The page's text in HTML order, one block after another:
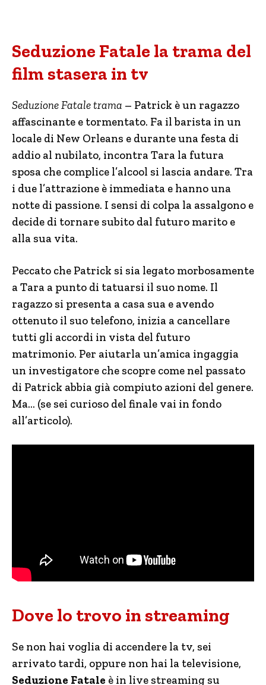
Seduzione Fatale la trama del
film stasera in tv
Seduzione Fatale trama – Patrick è un ragazzo
affascinante e tormentato. Fa il barista in un
locale di New Orleans e durante una festa di
addio al nubilato, incontra Tara la futura
sposa che complice l’alcool si lascia andare. Tra
i due l’attrazione è immediata e hanno una
notte di passione. I sensi di colpa la assalgono e
decide di tornare subito dal futuro marito e
alla sua vita.
Peccato che Patrick si sia legato morbosamente
a Tara a punto di tatuarsi il suo nome. Il
ragazzo si presenta a casa sua e avendo
ottenuto il suo telefono, inizia a cancellare
tutti gli accordi in vista del futuro
matrimonio. Per aiutarla un’amica ingaggia
un investigatore che scopre come nel passato
di Patrick abbia già compiuto azioni del genere.
Ma… (se sei curioso del finale vai in fondo
all’articolo).
Dove lo trovo in streaming
Se non hai voglia di accendere la tv, sei
arrivato tardi, oppure non hai la televisione,
Seduzione Fatale è in live streaming su